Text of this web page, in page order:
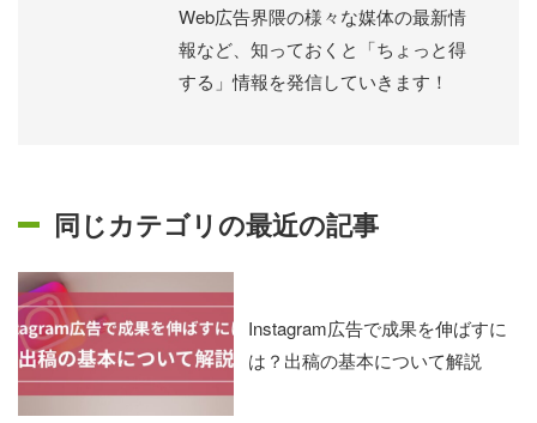
Web広告界隈の様々な媒体の最新情
報など、知っておくと「ちょっと得
する」情報を発信していきます！
同じカテゴリの最近の記事
Instagram広告で成果を伸ばすに
は？出稿の基本について解説